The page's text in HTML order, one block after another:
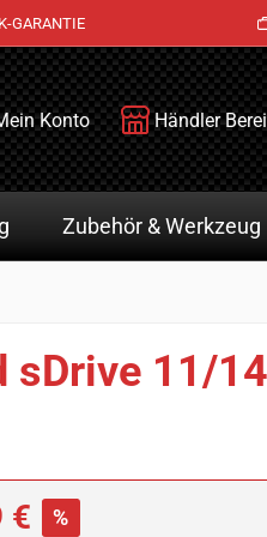
GARANTIE
Konto Händler
Zubehör & Werkzeug
sDrive 11/
€ %